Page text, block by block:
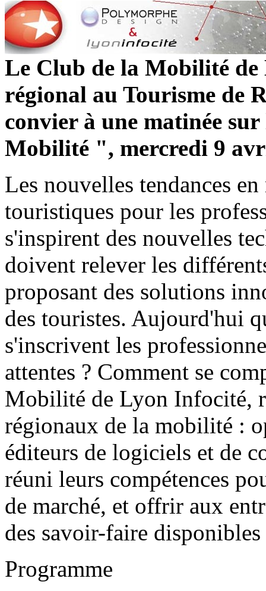
Le Club de la Mobilité
régional au Tourisme de
convier à une matinée
Mobilité ", mercredi 9
Les nouvelles tendances
touristiques pour les
s'inspirent des nouvelles
doivent relever les
proposant des solutions
des touristes. Aujourd'hui
s'inscrivent les
attentes ? Comment se
Mobilité de Lyon Infocité,
régionaux de la mobilité :
éditeurs de logiciels et de
réuni leurs compétences
de marché, et offrir aux
des savoir-faire
Programme